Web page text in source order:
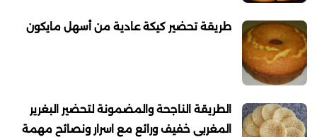
طريقة تحضير كيكة عادية من أسهل مايكون
الطريقة الناجحة والمضمونة لتحضير البغرير
المغربي خفيف ورائع مع اسرار ونصائح مهمة